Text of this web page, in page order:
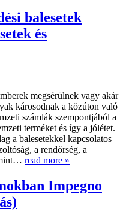
balesetek
és
megsérülnek vagy akár
károsodnak a közúton való
számlák szempontjából a
terméket és így a jólétet.
a balesetekkel kapcsolatos
a rendőrség, a
read more »
Impegno